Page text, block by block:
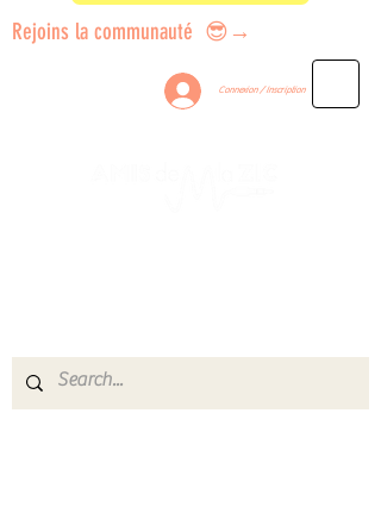
Rejoins la communauté 😎→
Connexion / Inscription